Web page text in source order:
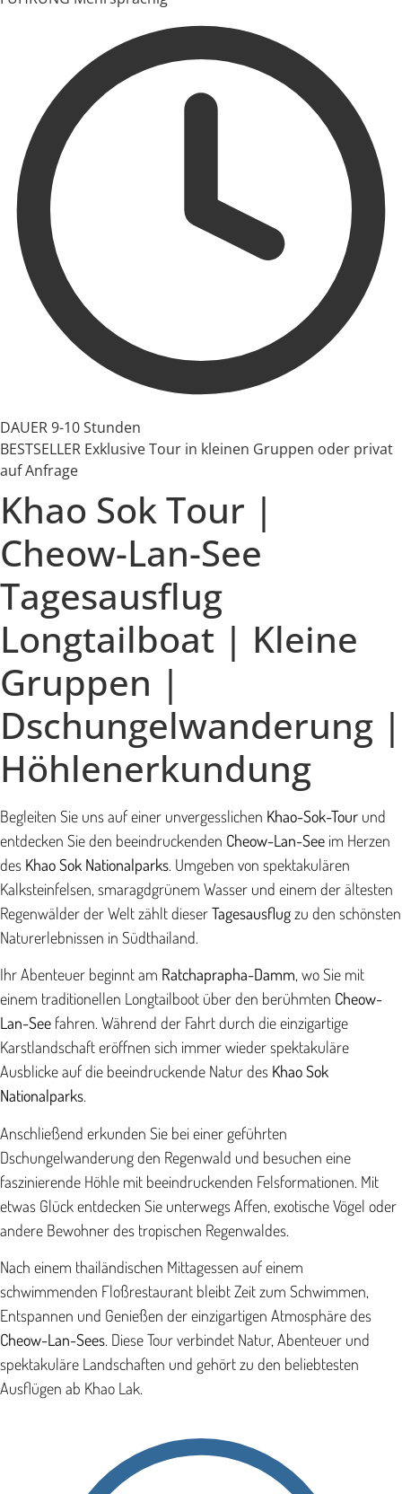
DAUER9-10 Stunden
BESTSELLER Exklusive Tour in kleinen Gruppen oder privat
auf Anfrage
Khao Sok Tour |
Cheow-Lan-See
Tagesausflug
Longtailboat | Kleine
Gruppen |
Dschungelwanderung |
Höhlenerkundung
Begleiten Sie uns auf einer unvergesslichen Khao-Sok-Tour und
entdecken Sie den beeindruckenden Cheow-Lan-See im Herzen
des Khao Sok Nationalparks. Umgeben von spektakulären
Kalksteinfelsen, smaragdgrünem Wasser und einem der ältesten
Regenwälder der Welt zählt dieserTagesausflugzu den schönsten
Naturerlebnissen in Südthailand.
Ihr Abenteuer beginnt am Ratchaprapha-Damm, wo Sie mit
einem traditionellen Longtailboot über den berühmten Cheow-
Lan-See fahren. Während der Fahrt durch die einzigartige
Karstlandschaft eröffnen sich immer wieder spektakuläre
Ausblicke auf die beeindruckende Natur des Khao Sok
Nationalparks.
Anschließend erkunden Sie bei einer geführten
Dschungelwanderung den Regenwald und besuchen eine
faszinierende Höhle mit beeindruckenden Felsformationen. Mit
etwas Glück entdecken Sie unterwegs Affen, exotische Vögel oder
andere Bewohner des tropischen Regenwaldes.
Nach einem thailändischen Mittagessen auf einem
schwimmenden Floßrestaurant bleibt Zeit zum Schwimmen,
Entspannen und Genießen der einzigartigen Atmosphäre des
Cheow-Lan-Sees. Diese Tour verbindet Natur, Abenteuer und
spektakuläre Landschaften und gehört zu den beliebtesten
Ausflügen ab Khao Lak.